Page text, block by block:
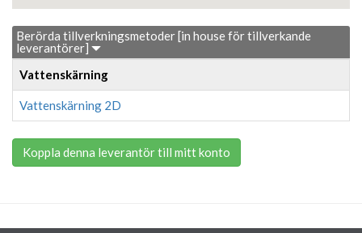
Berörda tillverkningsmetoder [in house för tillverkande
leverantörer]
Vattenskärning
Vattenskärning 2D
Koppla denna leverantör till mitt konto